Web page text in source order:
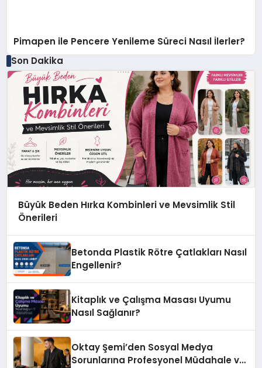
Pimapen ile Pencere Yenileme Süreci Nasıl İlerler?
Son Dakika
Büyük Beden Hırka Kombinleri ve Mevsimlik Stil
Önerileri
Betonda Plastik Rötre Çatlakları Nasıl
Engellenir?
Kitaplık ve Çalışma Masası Uyumu
Nasıl Sağlanır?
Oktay Şemi’den Sosyal Medya
Sorunlarına Profesyonel Müdahale ve